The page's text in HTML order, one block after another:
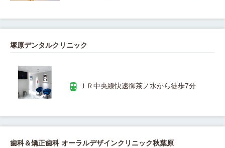
塚原デンタルクリニック
歯科＆矯正歯科 オーラルデザインクリニック秋葉原